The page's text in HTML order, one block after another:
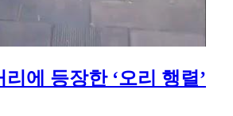
에 등장한 ‘오리 행렬’